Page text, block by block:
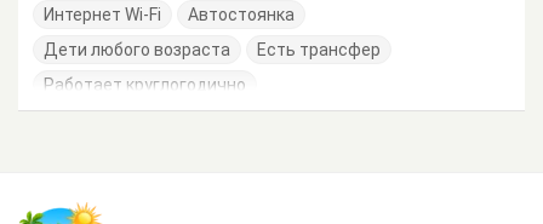
Интернет Wi-Fi
Автостоянка
Дети любого возраста
Есть трансфер
Работает круглогодично